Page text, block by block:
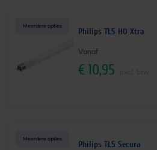
Meerdere opties
Philips TL5 HO Xtra
Vanaf
€10,95
Meerdere opties
Philips TL5 Secura